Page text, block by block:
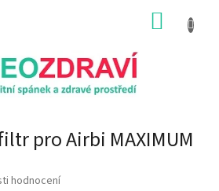
pro Airbi MAXIMUM
hodnocení